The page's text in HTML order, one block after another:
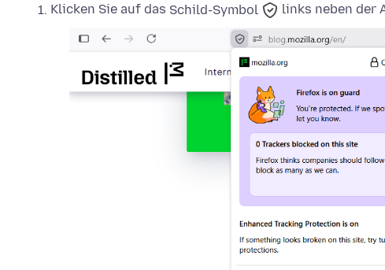
Klicken Sie auf das Schild-Symbol links neben der